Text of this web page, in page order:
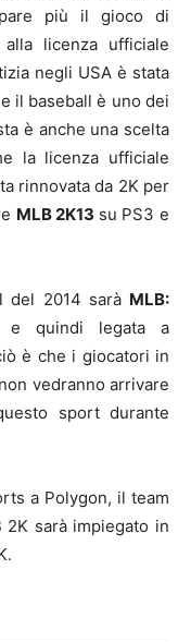
più il gioco di
licenza ufficiale
negli USA è stata
il baseball è uno dei
è anche una scelta
la licenza ufficiale
rinnovata da 2K per
MLB 2K13 su PS3 e
del 2014 sarà MLB:
e quindi legata a
è che i giocatori in
non vedranno arrivare
sport durante
a Polygon, il team
sarà impiegato in